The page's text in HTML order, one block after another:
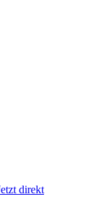
direkt